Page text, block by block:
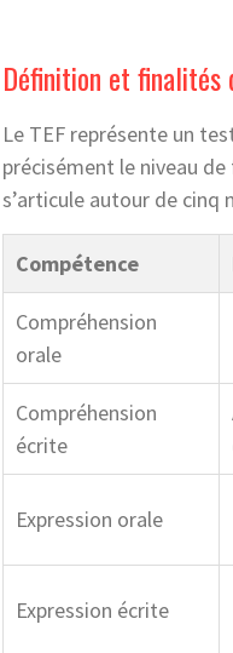
Définition et finalités
Le TEF représente un
précisément le niveau de
s’articule autour de
Compétence
Compréhension
orale
Compréhension
écrite
Expression orale
Expression écrite